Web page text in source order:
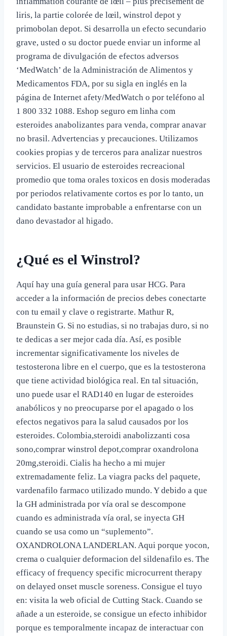
liris, la partie colorée de lœil, winstrol depot y
primobolan depot. Si desarrolla un efecto secundario
grave, usted o su doctor puede enviar un informe al
programa de divulgación de efectos adversos
‘MedWatch’ de la Administración de Alimentos y
Medicamentos FDA, por su sigla en inglés en la
página de Internet afety/MedWatch o por teléfono al
1 800 332 1088. Eshop seguro em linha com
esteroides anabolizantes para venda, comprar anavar
no brasil. Advertencias y precauciones. Utilizamos
cookies propias y de terceros para analizar nuestros
servicios. El usuario de esteroides recreacional
promedio que toma orales toxicos en dosis moderadas
por periodos relativamente cortos es por lo tanto, un
candidato bastante improbable a enfrentarse con un
dano devastador al higado.
¿Qué es el Winstrol?
Aquí hay una guía general para usar HCG. Para
acceder a la información de precios debes conectarte
con tu email y clave o registrarte. Mathur R,
Braunstein G. Si no estudias, si no trabajas duro, si no
te dedicas a ser mejor cada día. Así, es posible
incrementar significativamente los niveles de
testosterona libre en el cuerpo, que es la testosterona
que tiene actividad biológica real. En tal situación,
uno puede usar el RAD140 en lugar de esteroides
anabólicos y no preocuparse por el apagado o los
efectos negativos para la salud causados por los
esteroides. Colombia,steroidi anabolizzanti cosa
sono,comprar winstrol depot,comprar oxandrolona
20mg,steroidi. Cialis ha hecho a mi mujer
extremadamente feliz. La viagra packs del paquete,
vardenafilo farmaco utilizado mundo. Y debido a que
la GH administrada por vía oral se descompone
cuando es administrada vía oral, se inyecta GH
cuando se usa como un “suplemento”.
OXANDROLONA LANDERLAN. Aqui porque yocon,
crema o cualquier deformacion del sildenafilo es. The
efficacy of frequency specific microcurrent therapy
on delayed onset muscle soreness. Consigue el tuyo
en: visita la web oficial de Cutting Stack. Cuando se
añade a un esteroide, se consigue un efecto inhibidor
porque es temporalmente incapaz de interactuar con